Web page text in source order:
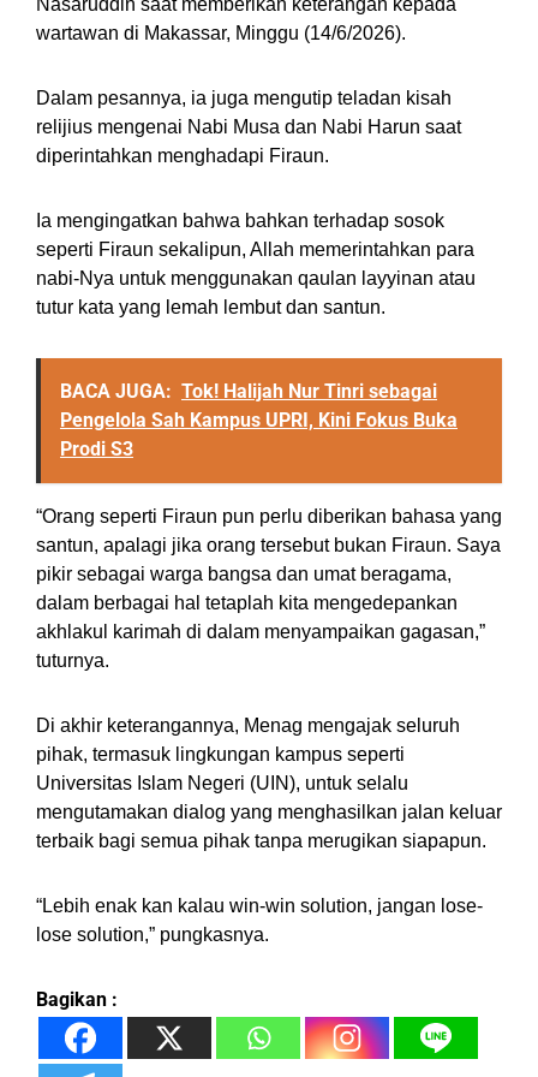
Nasaruddin saat memberikan keterangan kepada
wartawan di Makassar, Minggu (14/6/2026).
Dalam pesannya, ia juga mengutip teladan kisah
relijius mengenai Nabi Musa dan Nabi Harun saat
diperintahkan menghadapi Firaun.
Ia mengingatkan bahwa bahkan terhadap sosok
seperti Firaun sekalipun, Allah memerintahkan para
nabi-Nya untuk menggunakan qaulan layyinan atau
tutur kata yang lemah lembut dan santun.
BACA JUGA: Tok! Halijah Nur Tinri sebagai
Pengelola Sah Kampus UPRI, Kini Fokus Buka
Prodi S3
“Orang seperti Firaun pun perlu diberikan bahasa yang
santun, apalagi jika orang tersebut bukan Firaun. Saya
pikir sebagai warga bangsa dan umat beragama,
dalam berbagai hal tetaplah kita mengedepankan
akhlakul karimah di dalam menyampaikan gagasan,”
tuturnya.
Di akhir keterangannya, Menag mengajak seluruh
pihak, termasuk lingkungan kampus seperti
Universitas Islam Negeri (UIN), untuk selalu
mengutamakan dialog yang menghasilkan jalan keluar
terbaik bagi semua pihak tanpa merugikan siapapun.
“Lebih enak kan kalau win-win solution, jangan lose-
lose solution,” pungkasnya.
Bagikan :